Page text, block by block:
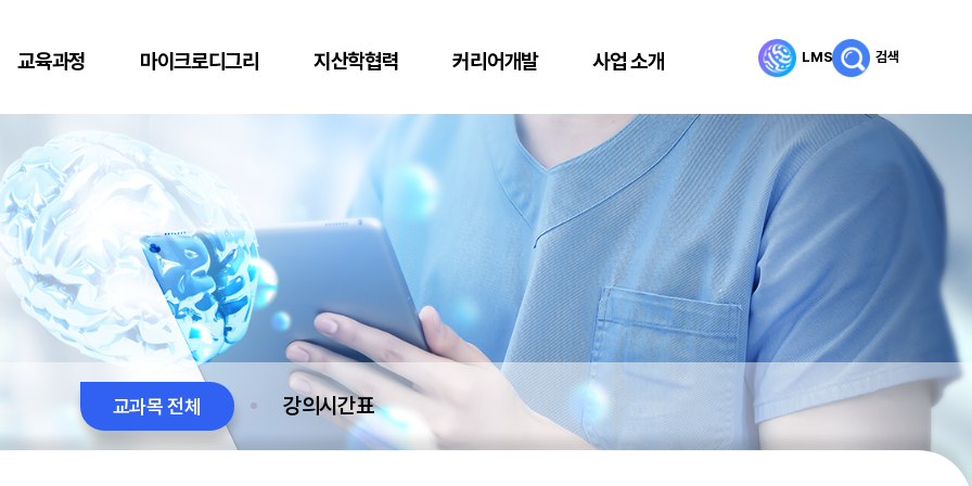
교육과정 마이크로디그리 지산학협력 커리어개발 사업 소개 LMS 검색
교과목 전체 강의시간표